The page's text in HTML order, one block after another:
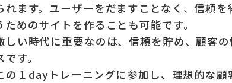
れます。ユーザーをだますことなく、信頼
ためのサイトを作ることも可能です。
しい時代に重要なのは、信頼を貯め、顧客
す。
の１dayトレーニングに参加し、理想的な顧